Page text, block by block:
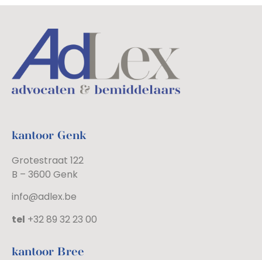
kantoor Genk
Grotestraat 122
B – 3600 Genk
info@adlex.be
tel +32 89 32 23 00
kantoor Bree